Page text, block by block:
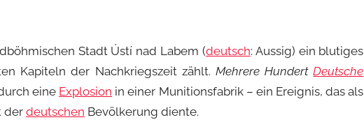
Stadt Ústí nad Labem (deutsch: Aussig) ein blutiges
Kapiteln der Nachkriegszeit zählt.Mehrere HundertDeutsche
eine Explosion in einer Munitionsfabrik – ein Ereignis, das als
der deutschen Bevölkerung diente.